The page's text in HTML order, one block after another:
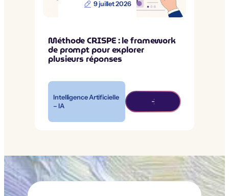
9 juillet 2026
Méthode CRISPE : le framework
de prompt pour explorer
plusieurs réponses
Intelligence Artificielle
– IA